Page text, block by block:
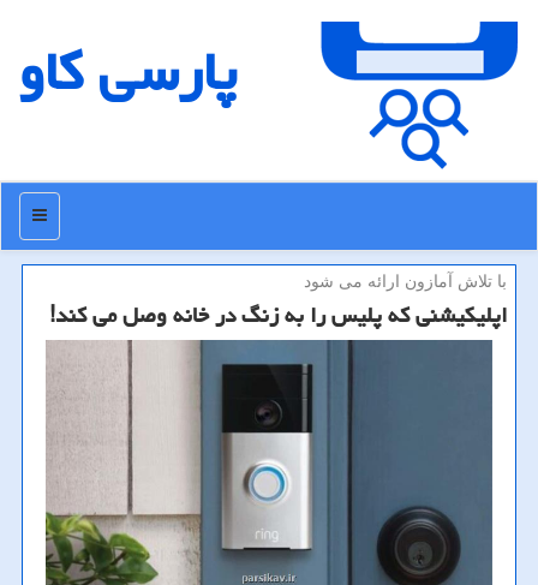
پارسی كاو
منو
با تلاش آمازون ارائه می شود
اپلیكیشنی كه پلیس را به زنگ در خانه وصل می كند!